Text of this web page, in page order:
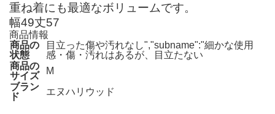
重ね着にも最適なボリュームです。
幅49丈57
商品情報
商品の
状態
目立った傷や汚れなし","subname":"細かな使用
感・傷・汚れはあるが、目立たない
商品の
サイズ
M
ブラン
ド
エヌハリウッド